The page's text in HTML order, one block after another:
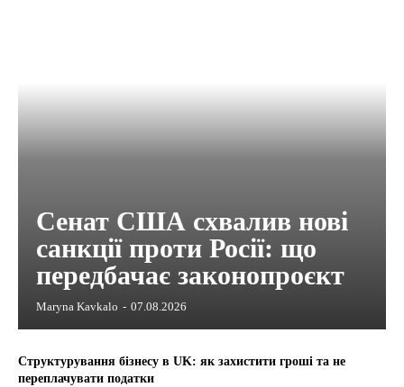
Сенат США схвалив нові
санкції проти Росії: що
передбачає законопроєкт
Maryna Kavkalo - 07.08.2026
Структурування бізнесу в UK: як захистити гроші та не
переплачувати податки